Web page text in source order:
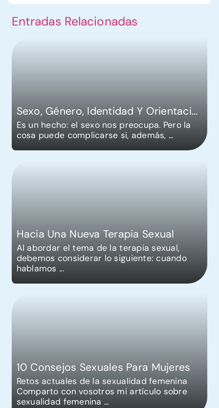
Entradas Relacionadas
Sexo, Género, Identidad Y Orientación Sexual
Es un hecho: el sexo nos preocupa. Pero la
cosa puede complicarse si, además, ...
Hacia Una Nueva Terapia Sexual
Al abordar el tema de la terapia sexual,
debemos considerar lo siguiente: cuando
hablamos ...
10 Consejos Sexuales Para Mujeres
Retos actuales de la sexualidad femenina
Comparto con vosotros mi artículo sobre
sexualidad femenina ...